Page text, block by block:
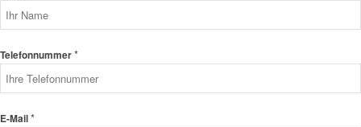
Telefonnummer*
E-Mail*